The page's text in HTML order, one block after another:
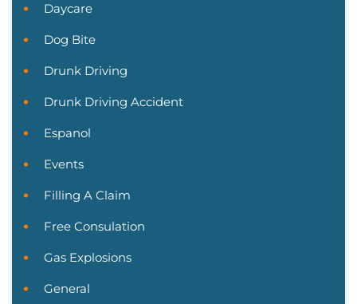
Daycare
Dog Bite
Drunk Driving
Drunk Driving Accident
Espanol
Events
Filling A Claim
Free Consulation
Gas Explosions
General